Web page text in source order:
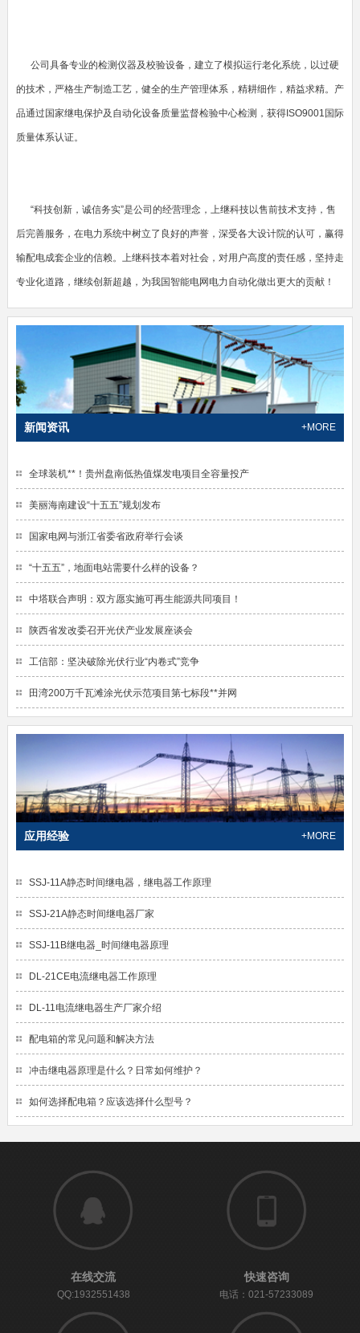
公司具备专业的检测仪器及校验设备，建立了模拟运行老化系统，以过硬
的技术，严格生产制造工艺，健全的生产管理体系，精耕细作，精益求精。产
品通过国家继电保护及自动化设备质量监督检验中心检测，获得ISO9001国际
质量体系认证。
“科技创新，诚信务实”是公司的经营理念，上继科技以售前技术支持，售
后完善服务，在电力系统中树立了良好的声誉，深受各大设计院的认可，赢得
输配电成套企业的信赖。上继科技本着对社会，对用户高度的责任感，坚持走
专业化道路，继续创新超越，为我国智能电网电力自动化做出更大的贡献！
新闻资讯 +MORE
全球装机**！贵州盘南低热值煤发电项目全容量投产
美丽海南建设“十五五”规划发布
国家电网与浙江省委省政府举行会谈
“十五五”，地面电站需要什么样的设备？
中塔联合声明：双方愿实施可再生能源共同项目！
陕西省发改委召开光伏产业发展座谈会
工信部：坚决破除光伏行业“内卷式”竞争
田湾200万千瓦滩涂光伏示范项目第七标段**并网
应用经验 +MORE
SSJ-11A静态时间继电器，继电器工作原理
SSJ-21A静态时间继电器厂家
SSJ-11B继电器_时间继电器原理
DL-21CE电流继电器工作原理
DL-11电流继电器生产厂家介绍
配电箱的常见问题和解决方法
冲击继电器原理是什么？日常如何维护？
如何选择配电箱？应该选择什么型号？
在线交流
QQ:1932551438
快速咨询
电话：021-57233089